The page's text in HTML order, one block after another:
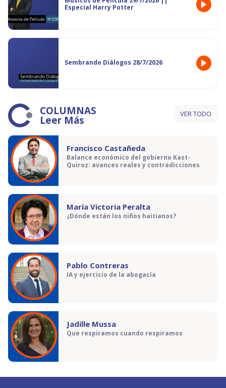
Especial Harry Potter
Sembrando Diálogos 28/7/2026
COLUMNAS
Leer Más VER TODO
Francisco Castañeda
Balance económico del gobierno Kast-
Quiroz: avances reales y contradicciones
María Victoria Peralta
¿Dónde están los niños haitianos?
Pablo Contreras
IA y ejercicio de la abogacía
Jadille Mussa
Que respiramos cuando respiramos